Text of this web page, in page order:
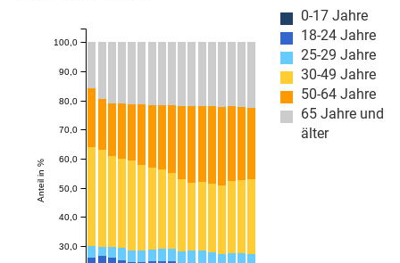
0-17 Jahre
18-24 Jahre
25-29 Jahre
30-49 Jahre
50-64 Jahre
65 Jahre und
älter
Anteil in %
30,0
40,0
50,0
60,0
70,0
80,0
90,0
100,0